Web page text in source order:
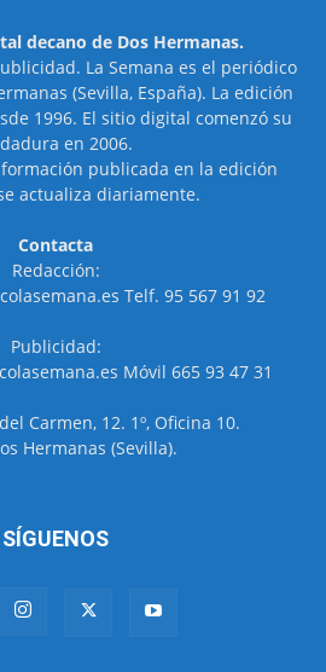
decano de Dos Hermanas.
La Semana es el periódico
(Sevilla, España). La edición
1996. El sitio digital comenzó su
en 2006.
publicada en la edición
actualiza diariamente.
Contacta
Redacción:
Telf. 95 567 91 92
Publicidad:
Móvil 665 93 47 31
Carmen, 12. 1º, Oficina 10.
Hermanas (Sevilla).
SÍGUENOS